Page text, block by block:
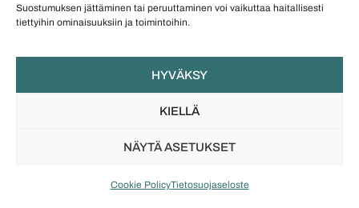
Suostumuksen jättäminen tai peruuttaminen voi vaikuttaa haitallisesti
tiettyihin ominaisuuksiin ja toimintoihin.
HYVÄKSY
KIELLÄ
NÄYTÄ ASETUKSET
Cookie PolicyTietosuojaseloste
projekteihin kotimaisen korumuotoilun
tunnettuuden kasvattamiseksi. Vuoden Koru-
kilpailu on jo lyhyessä ajassa muodostunut
kotimaisen korun merkittäväksi vuotuiseksi
tapahtumaksi, jossa korumuotoilijoilla on
mahdollisuus nousta julkisuuteen uusilla
laadukkailla koruilla. Kilpailun myötä Johanna loi
korusuunnittelijoille saada korut suuren yleisön